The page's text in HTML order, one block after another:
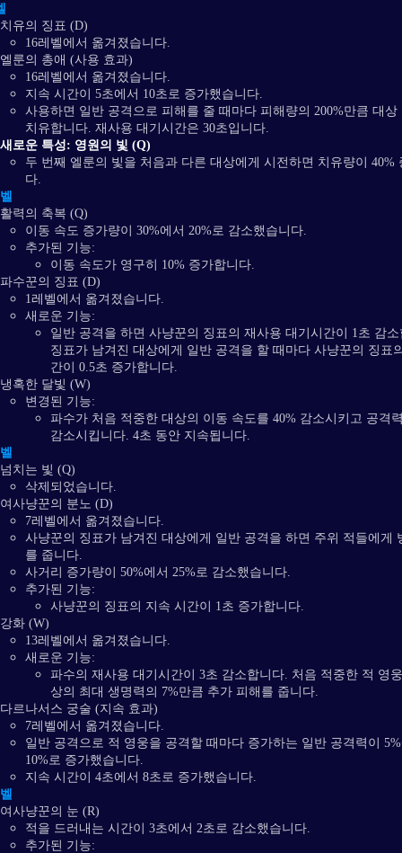
치유의 징표 (D)
16레벨에서 옮겨졌습니다.
엘룬의 총애 (사용 효과)
16레벨에서 옮겨졌습니다.
지속 시간이 5초에서 10초로 증가했습니다.
사용하면 일반 공격으로 피해를 줄 때마다 피해량의 200%만큼 대상
치유합니다. 재사용 대기시간은 30초입니다.
새로운 특성: 영원의 빛 (Q)
두 번째 엘룬의 빛을 처음과 다른 대상에게 시전하면 치유량이 40%
다.
활력의 축복 (Q)
이동 속도 증가량이 30%에서 20%로 감소했습니다.
추가된 기능:
이동 속도가 영구히 10% 증가합니다.
파수꾼의 징표 (D)
1레벨에서 옮겨졌습니다.
새로운 기능:
일반 공격을 하면 사냥꾼의 징표의 재사용 대기시간이 1초 감
징표가 남겨진 대상에게 일반 공격을 할 때마다 사냥꾼의 징표
간이 0.5초 증가합니다.
냉혹한 달빛 (W)
변경된 기능:
파수가 처음 적중한 대상의 이동 속도를 40% 감소시키고 공격
감소시킵니다. 4초 동안 지속됩니다.
넘치는 빛 (Q)
삭제되었습니다.
여사냥꾼의 분노 (D)
7레벨에서 옮겨졌습니다.
사냥꾼의 징표가 남겨진 대상에게 일반 공격을 하면 주위 적들에게
를 줍니다.
사거리 증가량이 50%에서 25%로 감소했습니다.
추가된 기능:
사냥꾼의 징표의 지속 시간이 1초 증가합니다.
강화 (W)
13레벨에서 옮겨졌습니다.
새로운 기능:
파수의 재사용 대기시간이 3초 감소합니다. 처음 적중한 적 영
상의 최대 생명력의 7%만큼 추가 피해를 줍니다.
다르나서스 궁술 (지속 효과)
7레벨에서 옮겨졌습니다.
일반 공격으로 적 영웅을 공격할 때마다 증가하는 일반 공격력이
10%로 증가했습니다.
지속 시간이 4초에서 8초로 증가했습니다.
여사냥꾼의 눈 (R)
적을 드러내는 시간이 3초에서 2초로 감소했습니다.
추가된 기능: